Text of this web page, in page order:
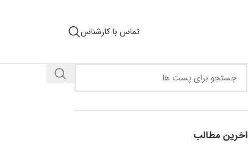
تماس با کارشناس
اخرین مطالب